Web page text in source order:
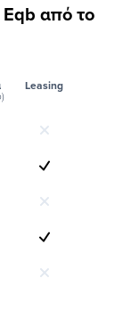
Eqb από το
Leasing